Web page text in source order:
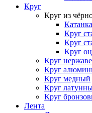
Круг
Круг из
Катанка
Круг
Круг
Круг
Круг
Круг
Круг медный
Круг
Круг
Лента